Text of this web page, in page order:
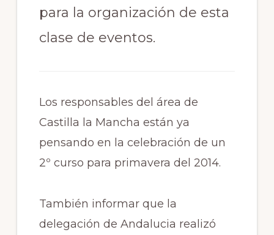
para la organización de esta
clase de eventos.
Los responsables del área de
Castilla la Mancha están ya
pensando en la celebración de un
2º curso para primavera del 2014.
También informar que la
delegación de Andalucia realizó